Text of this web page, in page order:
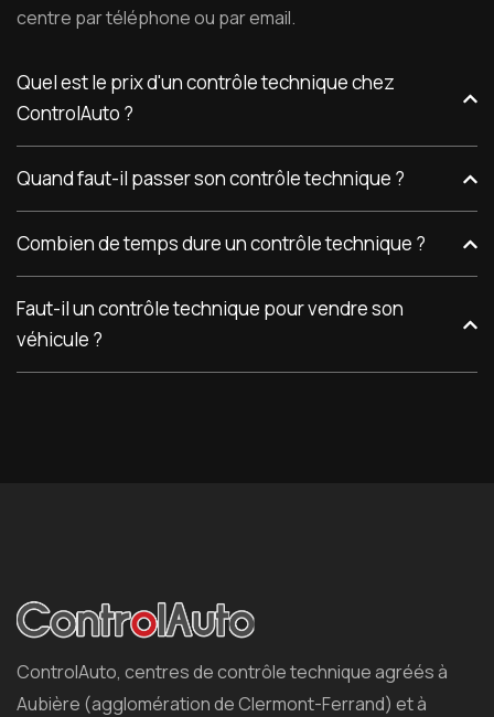
centre par téléphone ou par email.
Quel est le prix d'un contrôle technique chez
ControlAuto ?
Quand faut-il passer son contrôle technique ?
Combien de temps dure un contrôle technique ?
Faut-il un contrôle technique pour vendre son
véhicule ?
ControlAuto, centres de contrôle technique agréés à
Aubière (agglomération de Clermont-Ferrand) et à